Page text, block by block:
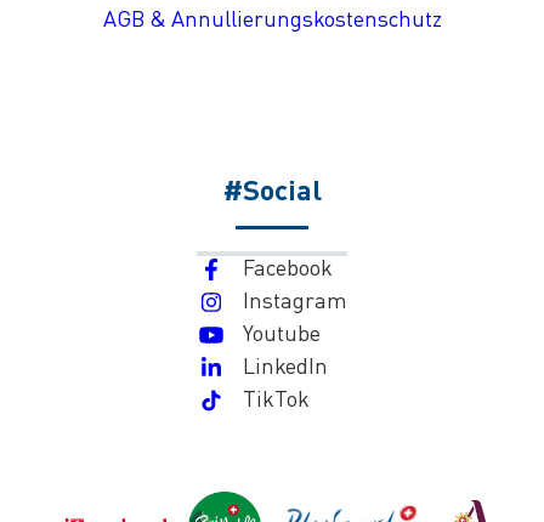
AGB & Annullierungskostenschutz
#Social
Facebook
Instagram
Youtube
LinkedIn
TikTok